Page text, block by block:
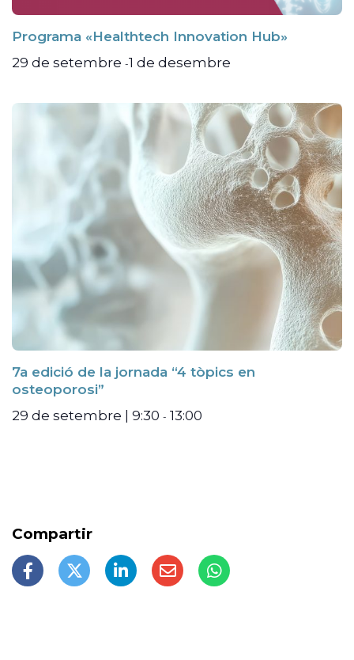
Programa «Healthtech Innovation Hub»
29 de setembre -1 de desembre
7a edició de la jornada “4 tòpics en
osteoporosi”
29 de setembre | 9:30 - 13:00